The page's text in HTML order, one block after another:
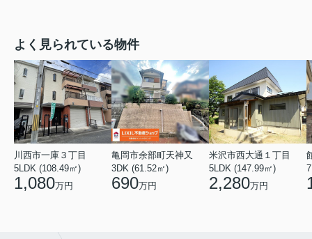
よく見られている物件
川西市一庫３丁目
5LDK (108.49㎡)
1,080万円
亀岡市余部町天神又
3DK (61.52㎡)
690万円
米沢市西大通１丁目
5LDK (147.99㎡)
2,280万円